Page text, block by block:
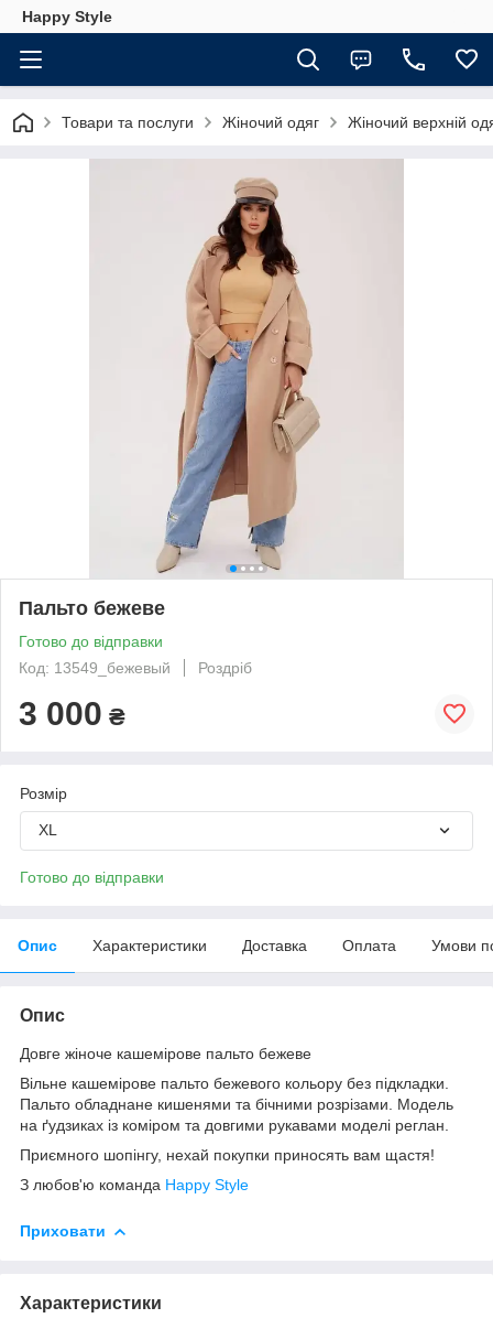
Happy Style
Товари та послуги Жіночий одяг Жіночий верхній
Пальто бежеве
Готово до відправки
Код: 13549_бежевый
Роздріб
3 000 ₴
Розмір
XL
Готово до відправки
Опис Характеристики Доставка Оплата Умови
Опис
Довге жіноче кашемірове пальто бежеве
Вільне кашемірове пальто бежевого кольору без підкладки.
Пальто обладнане кишенями та бічними розрізами. Модель
на ґудзиках із коміром та довгими рукавами моделі реглан.
Приємного шопінгу, нехай покупки приносять вам щастя!
З любов'ю команда Happy Style
Приховати
Характеристики